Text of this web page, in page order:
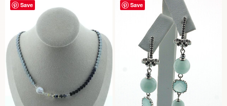
Save Save